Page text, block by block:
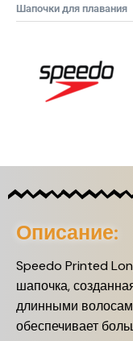
Шапочки для плавания
Описание:
Speedo Printed
шапочка,
длинными
обеспечивает